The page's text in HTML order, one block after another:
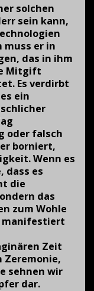
solchen
sein kann,
muss er in
das in ihm
Mitgift
Es verdirbt
ein
oder falsch
borniert,
Wenn es
dass es
die
das
zum Wohle
manifestiert
Zeit
Zeremonie,
sehnen wir
dar.